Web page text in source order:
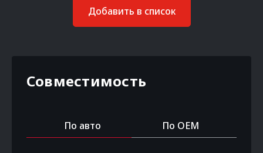
Добавить в список
Совместимость
По авто По OEM